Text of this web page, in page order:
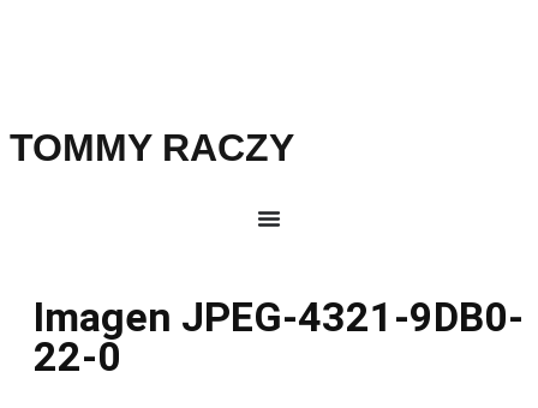
TOMMY RACZY
Imagen JPEG-4321-9DB0-
22-0